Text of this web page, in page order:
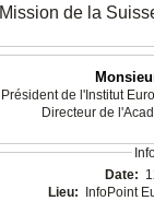
Mission de la
Président de l'Institut
Directeur de
Date:
Lieu: InfoPoint